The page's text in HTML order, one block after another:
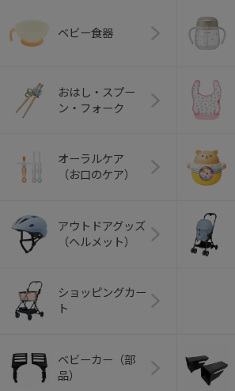
ベビー食器
おはし・スプー
ン・フォーク
オーラルケア
（お口のケア）
アウトドアグッズ
（ヘルメット）
ショッピングカー
ト
ベビーカー（部
品）